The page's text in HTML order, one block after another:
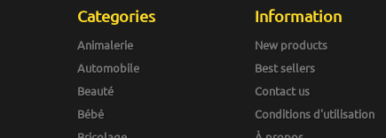
Categories
Animalerie
Automobile
Beauté
Bébé
Information
New products
Best sellers
Contact us
Conditions d'utilisation